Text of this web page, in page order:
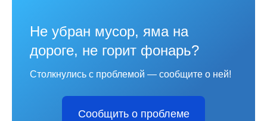
Не убран мусор, яма на
дороге, не горит фонарь?
Столкнулись с проблемой — сообщите о ней!
Сообщить о проблеме